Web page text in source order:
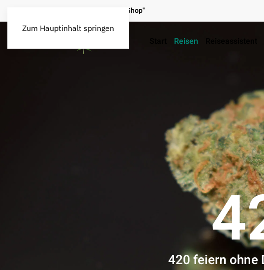
Zum Hauptinhalt springen
"Seed Shop"
Reisen
420 feiern ohne